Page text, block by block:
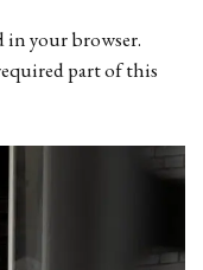
in your browser.
part of this